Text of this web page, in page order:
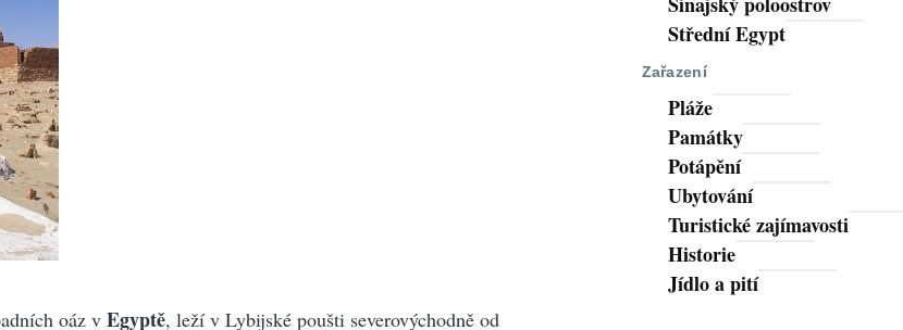
oáz vEgyptě, leží v Lybijské poušti severovýchodně od
Střední Egypt
Zařazení
Pláže
Památky
Potápění
Ubytování
Turistické zajímavosti
Historie
Jídlo a pití